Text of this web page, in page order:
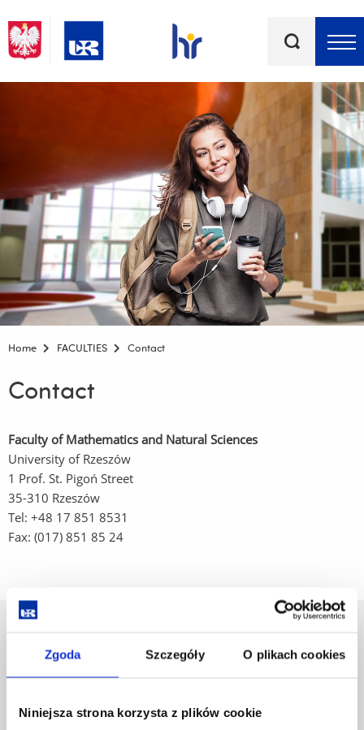
Zgoda Szczegóły O plikach cookies
Niniejsza strona korzysta z plików cookie
Home FACULTIES Contact
Contact
Faculty of Mathematics and Natural Sciences
University of Rzeszów
1 Prof. St. Pigoń Street
35-310 Rzeszów
Tel: +48 17 851 8531
Fax: (017) 851 85 24
Al. Tadeusza Rejtana 16C